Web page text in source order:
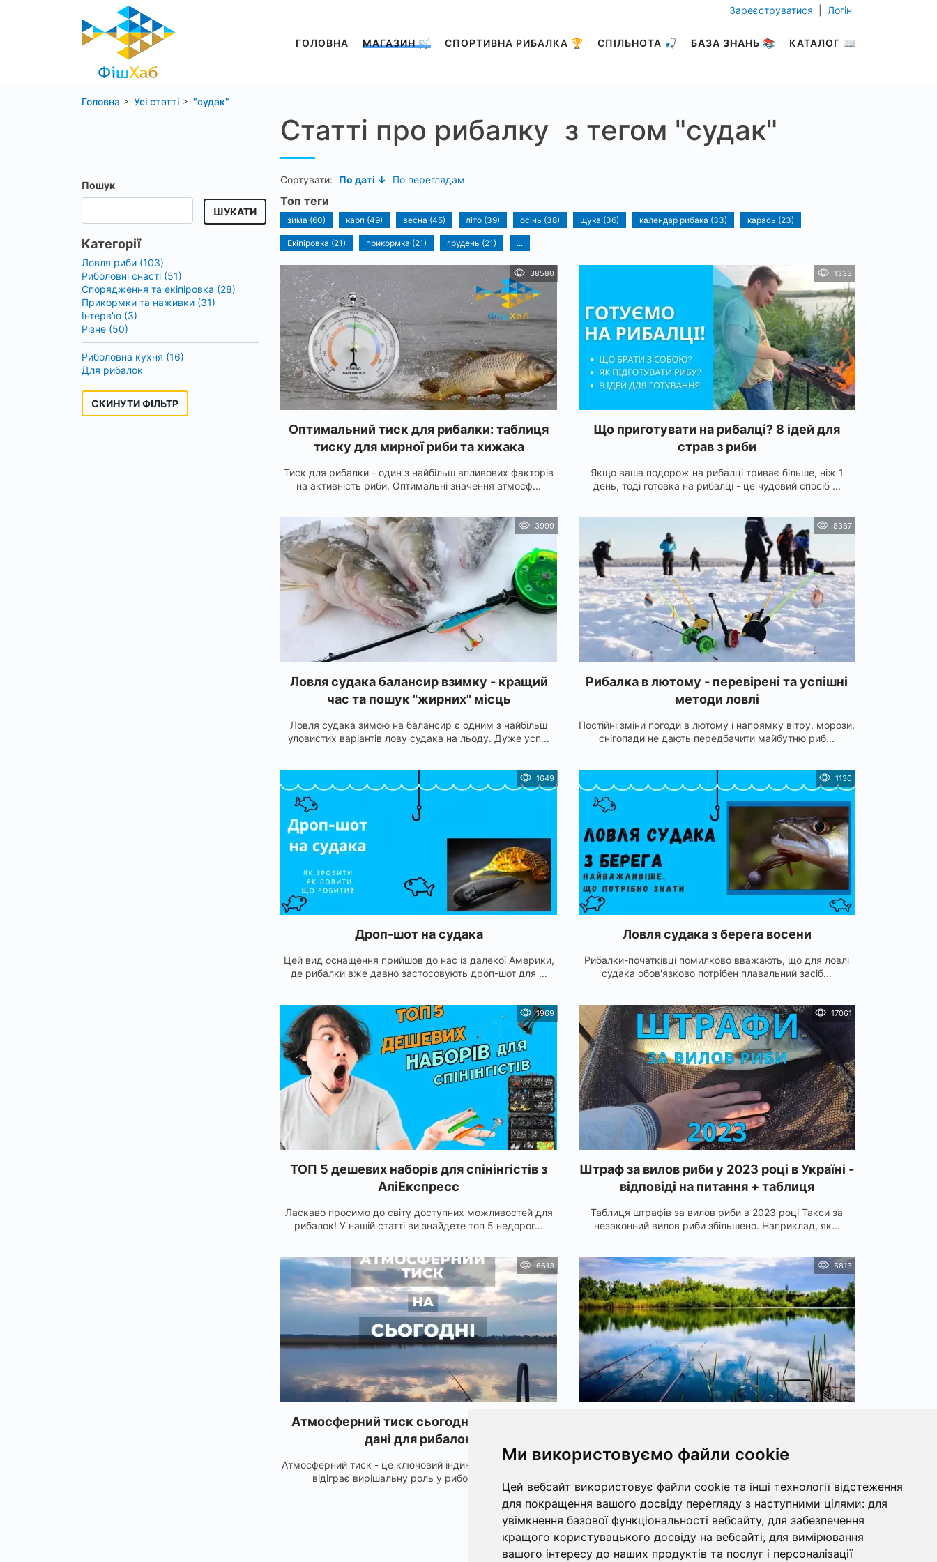
Ми використовуємо файли cookie
Цей вебсайт використовує файли cookie та інші технології відстеження
для покращення вашого досвіду перегляду з наступними цілями: для
увімкнення базової функціональності вебсайту, для забезпечення
кращого користувацького досвіду на вебсайті, для вимірювання
вашого інтересу до наших продуктів та послуг і персоналізації
ГОЛОВНА МАГАЗИН 🛒 СПОРТИВНА РИБАЛКА 🏆 СПІЛЬНОТА 🎣 БАЗА ЗНАНЬ 📚 КАТАЛОГ 📖
Зареєструватися Логін
Головна Усі статті "судак"
Пошук
ШУКАТИ
Категорії
Ловля риби (103)
Риболовні снасті (51)
Спорядження та екіпіровка (28)
Прикормки та наживки (31)
Інтерв'ю (3)
Різне (50)
Риболовна кухня (16)
Для рибалок
СКИНУТИ ФІЛЬТР
Статті про рибалку з тегом "судак"
Сортувати: По даті ↓ По переглядам
Топ теги
зима (60) карп (49) весна (45) літо (39) осінь (38) щука (36) календар рибака (33) карась (23)
Екіпіровка (21) прикормка (21) грудень (21) ...
38580
Оптимальний тиск для рибалки: таблиця
тиску для мирної риби та хижака
Тиск для рибалки - один з найбільш впливових факторів
на активність риби. Оптимальні значення атмосф...
1333
Що приготувати на рибалці? 8 ідей для
страв з риби
Якщо ваша подорож на рибалці триває більше, ніж 1
день, тоді готовка на рибалці - це чудовий спосіб ...
3999
Ловля судака балансир взимку - кращий
час та пошук "жирних" місць
Ловля судака зимою на балансир є одним з найбільш
уловистих варіантів лову судака на льоду. Дуже усп...
8387
Рибалка в лютому - перевірені та успішні
методи ловлі
Постійні зміни погоди в лютому і напрямку вітру, морози,
снігопади не дають передбачити майбутню риб...
1649
Дроп-шот на судака
Цей вид оснащення прийшов до нас із далекої Америки,
де рибалки вже давно застосовують дроп-шот для ...
1130
Ловля судака з берега восени
Рибалки-початківці помилково вважають, що для ловлі
судака обов'язково потрібен плавальний засіб...
1969
ТОП 5 дешевих наборів для спінінгістів з
АліЕкспресс
Ласкаво просимо до світу доступних можливостей для
рибалок! У нашій статті ви знайдете топ 5 недорог...
17061
Штраф за вилов риби у 2023 році в Україні -
відповіді на питання + таблиця
Таблиця штрафів за вилов риби в 2023 році Такси за
незаконний вилов риби збільшено. Наприклад, як...
6613
Атмосферний тиск сьогодні - актуальні
дані для рибалок
Атмосферний тиск - це ключовий індикатор погоди, який
відіграє вирішальну роль у риболовлі. Пер...
5813
Рибалка в квітні - настає період активності для
пораду...
« Наступна »